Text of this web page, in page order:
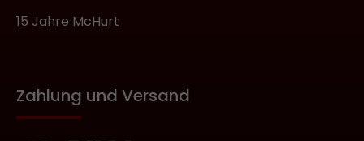
15 Jahre McHurt
Zahlung und Versand